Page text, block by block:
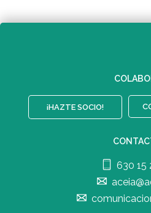
¡HAZTE SOCIO!
630 15